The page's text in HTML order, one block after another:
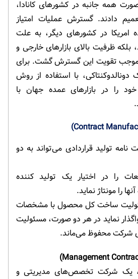
همه جانبه در کشورهای کانادا،
دادند. گسترش عملیات امتیاز
امریکا در کشورهای دیگر، به علت
بلکه ظرفیت بالای بازارهای خارجی و
موجب تقویت این گسترش گشت. برای
با استفاده از روش
خود را در بازارهای عمده جهان با
تولید قراردادی می‌تواند به دو
را در اختیار یک تولید کننده
را مونتاژ نماید.
ساخت کل محصول با مشخصات
نماید در هر دو صورت، مسئولیت
شرکت محفوظ می‌ماند.
یک شرکت تخصص‌های مدیریتی و